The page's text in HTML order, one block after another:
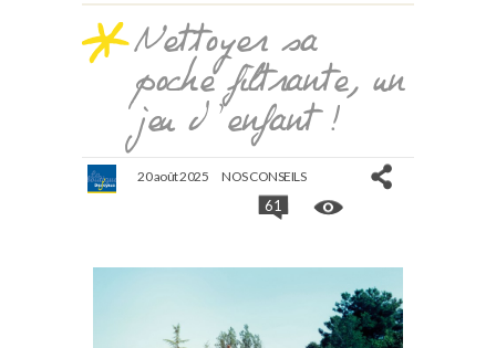
Nettoyer sa
poche filtrante, un
jeu d’enfant !
20 août 2025 NOS CONSEILS
61